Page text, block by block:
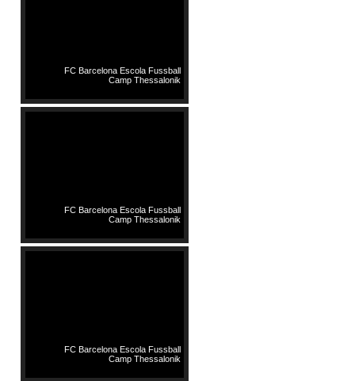
FC Barcelona Escola Fussball
Camp Thessalonik
FC Barcelona Escola Fussball
Camp Thessalonik
FC Barcelona Escola Fussball
Camp Thessalonik